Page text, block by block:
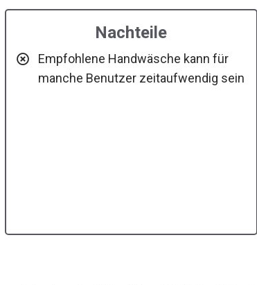
Nachteile
Empfohlene Handwäsche kann für
manche Benutzer zeitaufwendig sein